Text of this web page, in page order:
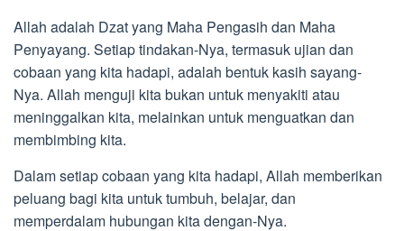
Allah adalah Dzat yang Maha Pengasih dan Maha
Penyayang. Setiap tindakan-Nya, termasuk ujian dan
cobaan yang kita hadapi, adalah bentuk kasih sayang-
Nya. Allah menguji kita bukan untuk menyakiti atau
meninggalkan kita, melainkan untuk menguatkan dan
membimbing kita.
Dalam setiap cobaan yang kita hadapi, Allah memberikan
peluang bagi kita untuk tumbuh, belajar, dan
memperdalam hubungan kita dengan-Nya.